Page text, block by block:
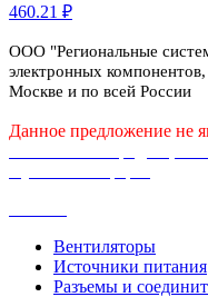
460.21 ₽
ООО "Региональные
электронных
Москве и по всей России
Данное предложение не
Вентиляторы
Источники питания
Разъемы и